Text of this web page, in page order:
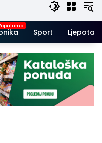
Sport Ljepota i